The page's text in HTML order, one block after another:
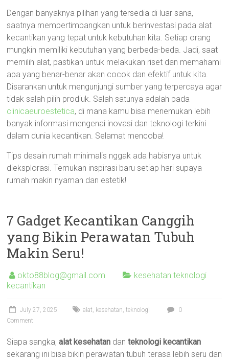
Dengan banyaknya pilihan yang tersedia di luar sana,
saatnya mempertimbangkan untuk berinvestasi pada alat
kecantikan yang tepat untuk kebutuhan kita. Setiap orang
mungkin memiliki kebutuhan yang berbeda-beda. Jadi, saat
memilih alat, pastikan untuk melakukan riset dan memahami
apa yang benar-benar akan cocok dan efektif untuk kita.
Disarankan untuk mengunjungi sumber yang terpercaya agar
tidak salah pilih prodiuk. Salah satunya adalah pada
clinicaeuroestetica, di mana kamu bisa menemukan lebih
banyak informasi mengenai inovasi dan teknologi terkini
dalam dunia kecantikan. Selamat mencoba!
Tips desain rumah minimalis nggak ada habisnya untuk
dieksplorasi. Temukan inspirasi baru setiap hari supaya
rumah makin nyaman dan estetik!
7 Gadget Kecantikan Canggih
yang Bikin Perawatan Tubuh
Makin Seru!
okto88blog@gmail.com
kesehatan teknologi
kecantikan
July 27, 2025 alat, kesehatan,teknologi
0
Comment
Siapa sangka,alat kesehatan danteknologi kecantikan
sekarang ini bisa bikin perawatan tubuh terasa lebih seru dan